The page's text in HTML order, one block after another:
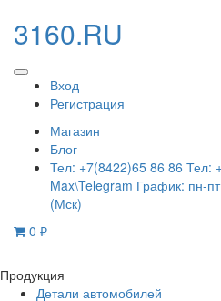
3160.RU
Вход
Регистрация
Магазин
Блог
Тел: +7(8422)65 86 86 Тел:
Max\Telegram График: пн-
(Мск)
0 ₽
Продукция
Детали автомобилей